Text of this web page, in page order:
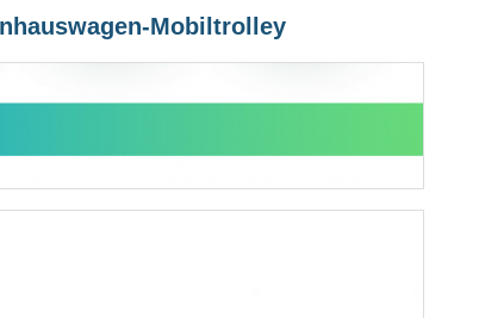
Mobiltrolley